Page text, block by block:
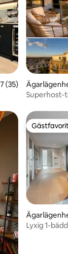
5 i
(35)
Superhost-
Lyxig 1-